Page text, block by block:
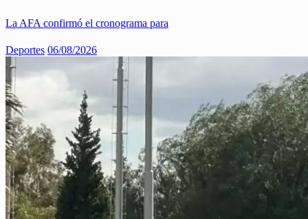
La AFA confirmó el cronograma para
Deportes 06/08/2026